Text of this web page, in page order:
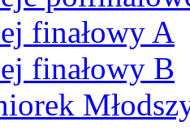
finałowy A
finałowy B